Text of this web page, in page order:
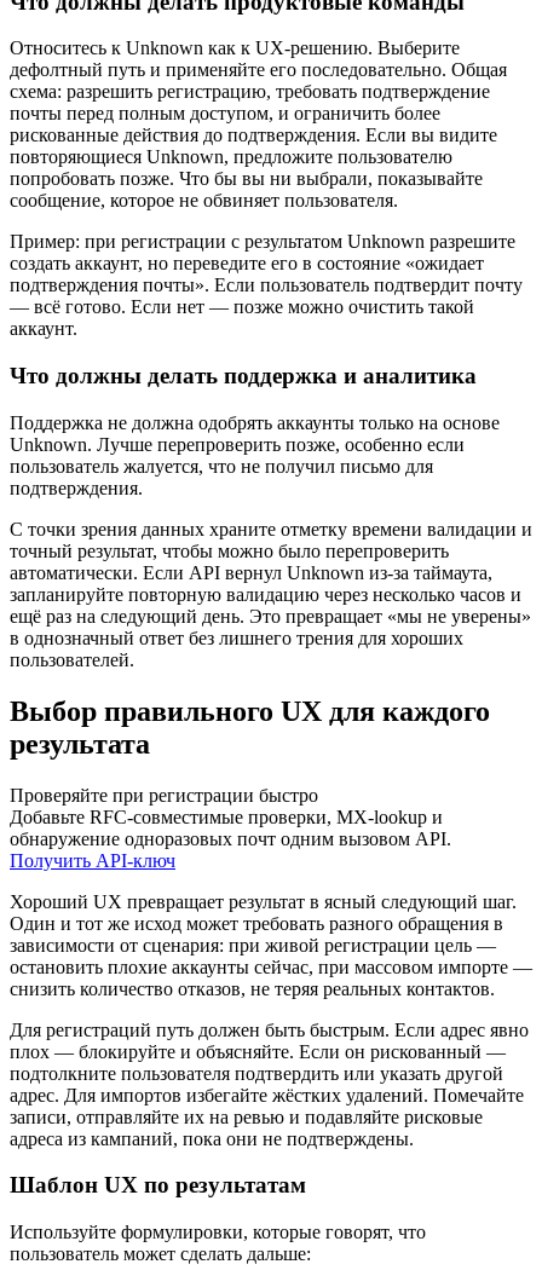
Относитесь к Unknown как к UX‑решению. Выберите
дефолтный путь и применяйте его последовательно. Общая
схема: разрешить регистрацию, требовать подтверждение
почты перед полным доступом, и ограничить более
рискованные действия до подтверждения. Если вы видите
повторяющиеся Unknown, предложите пользователю
попробовать позже. Что бы вы ни выбрали, показывайте
сообщение, которое не обвиняет пользователя.
Пример: при регистрации с результатом Unknown разрешите
создать аккаунт, но переведите его в состояние «ожидает
подтверждения почты». Если пользователь подтвердит почту
— всё готово. Если нет — позже можно очистить такой
аккаунт.
Что должны делать поддержка и аналитика
Поддержка не должна одобрять аккаунты только на основе
Unknown. Лучше перепроверить позже, особенно если
пользователь жалуется, что не получил письмо для
подтверждения.
С точки зрения данных храните отметку времени валидации и
точный результат, чтобы можно было перепроверить
автоматически. Если API вернул Unknown из‑за таймаута,
запланируйте повторную валидацию через несколько часов и
ещё раз на следующий день. Это превращает «мы не уверены»
в однозначный ответ без лишнего трения для хороших
пользователей.
Выбор правильного UX для каждого
результата
Проверяйте при регистрации быстро
Добавьте RFC‑совместимые проверки, MX‑lookup и
обнаружение одноразовых почт одним вызовом API.
Получить API‑ключ
Хороший UX превращает результат в ясный следующий шаг.
Один и тот же исход может требовать разного обращения в
зависимости от сценария: при живой регистрации цель —
остановить плохие аккаунты сейчас, при массовом импорте —
снизить количество отказов, не теряя реальных контактов.
Для регистраций путь должен быть быстрым. Если адрес явно
плох — блокируйте и объясняйте. Если он рискованный —
подтолкните пользователя подтвердить или указать другой
адрес. Для импортов избегайте жёстких удалений. Помечайте
записи, отправляйте их на ревью и подавляйте рисковые
адреса из кампаний, пока они не подтверждены.
Шаблон UX по результатам
Используйте формулировки, которые говорят, что
пользователь может сделать дальше: